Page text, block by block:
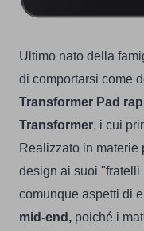
Ultimo nato della
di comportarsi come
Transformer Pad
Transformer, i cui
Realizzato in
design ai suoi
comunque aspetti di
mid-end, poiché i